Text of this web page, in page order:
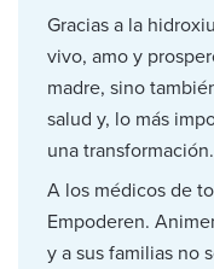
Gracias a la
vivo, amo y
madre, sino
salud y, lo más
una transformación.
A los médicos de
Empoderen.
y a sus familias no